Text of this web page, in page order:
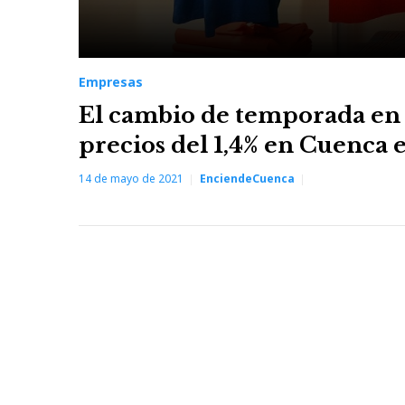
Empresas
El cambio de temporada
precios del 1,4% en Cuenca
14 de mayo de 2021 EnciendeCuenca